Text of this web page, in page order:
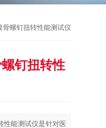
骨螺钉扭转性能测试仪
钉扭转性
性能测试仪是针对医